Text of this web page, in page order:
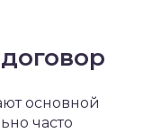
основной
часто